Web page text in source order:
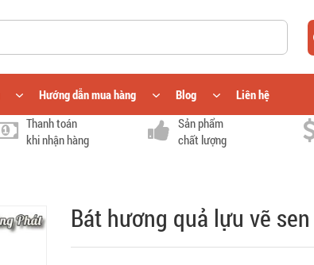
Hướng dẫn mua hàng Blog
Liên hệ
Thanh toán
khi nhận hàng
Sản phẩm
chất lượng
Bát hương quả lựu vẽ